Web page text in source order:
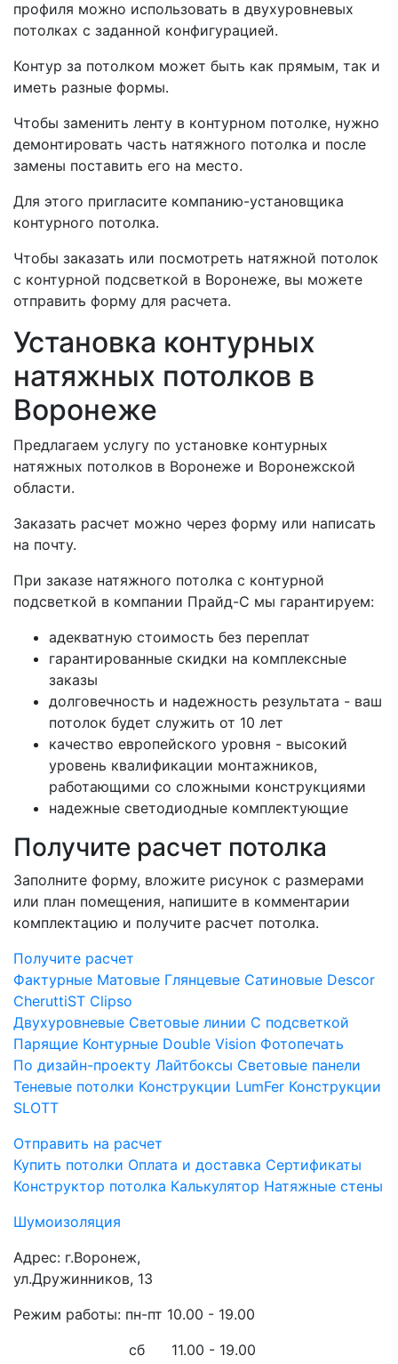
профиля можно использовать в двухуровневых
потолках с заданной конфигурацией.
Контур за потолком может быть как прямым, так и
иметь разные формы.
Чтобы заменить ленту в контурном потолке, нужно
демонтировать часть натяжного потолка и после
замены поставить его на место.
Для этого пригласите компанию-установщика
контурного потолка.
Чтобы заказать или посмотреть натяжной потолок
с контурной подсветкой в Воронеже, вы можете
отправить форму для расчета.
Установка контурных
натяжных потолков в
Воронеже
Предлагаем услугу по установке контурных
натяжных потолков в Воронеже и Воронежской
области.
Заказать расчет можно через форму или написать
на почту.
При заказе натяжного потолка с контурной
подсветкой в компании Прайд-С мы гарантируем:
адекватную стоимость без переплат
гарантированные скидки на комплексные
заказы
долговечность и надежность результата - ваш
потолок будет служить от 10 лет
качество европейского уровня - высокий
уровень квалификации монтажников,
работающими со сложными конструкциями
надежные светодиодные комплектующие
Получите расчет потолка
Заполните форму, вложите рисунок с размерами
или план помещения, напишите в комментарии
комплектацию и получите расчет потолка.
Получите расчет
Фактурные Матовые Глянцевые Сатиновые Descor
CheruttiST Clipso
Двухуровневые Световые линии С подсветкой
Парящие Контурные Double Vision Фотопечать
По дизайн-проекту Лайтбоксы Световые панели
Теневые потолки Конструкции LumFer Конструкции
SLOTT
Отправить на расчет
Купить потолки Оплата и доставка Сертификаты
Конструктор потолка Калькулятор Натяжные стены
Шумоизоляция
Адрес: г.Воронеж,
ул.Дружинников, 13
Режим работы: пн-пт 10.00 - 19.00
сб 11.00 - 19.00